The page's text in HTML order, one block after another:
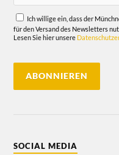
Ich willige ein, dass der
für den Versand des Newsletters
Lesen Sie hier unsere
SOCIAL MEDIA